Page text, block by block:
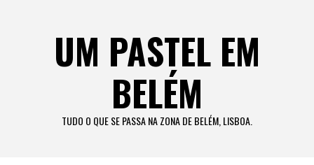
UM PASTEL EM
BELÉM
TUDO O QUE SE PASSA NA ZONA DE BELÉM, LISBOA.